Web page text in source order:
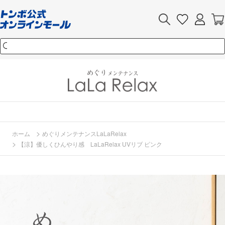
ホーム > めぐりメンテナンスLaLaRelax
> 【涼】優しくひんやり感 LaLaRelax UVリブ ピンク